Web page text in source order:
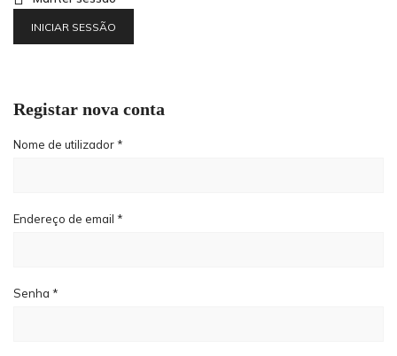
INICIAR SESSÃO
Registar nova conta
Nome de utilizador *
Endereço de email *
Senha *